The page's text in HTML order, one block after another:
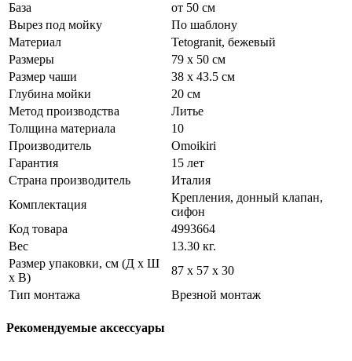
База
от 50 см
Вырез под мойку
По шаблону
Материал
Tetogranit, бежевый
Размеры
79 x 50 см
Размер чаши
38 x 43.5 см
Глубина мойки
20 см
Метод производства
Литье
Толщина материала
10
Производитель
Omoikiri
Гарантия
15 лет
Страна производитель
Италия
Комплектация
Крепления, донный клапан,
сифон
Код товара
4993664
Вес
13.30 кг.
Размер упаковки, см (Д х Ш
х В)
87 х 57 х 30
Тип монтажа
Врезной монтаж
Рекомендуемые аксессуары